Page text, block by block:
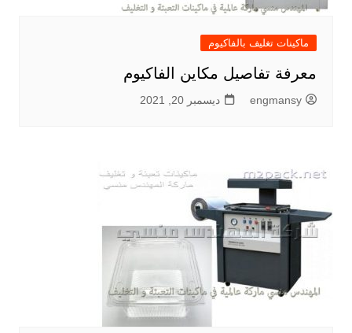
ماكينات تغليف بالفاكيوم
معرفة تفاصيل مكاين الفاكيوم
engmansy ديسمبر 20, 2021